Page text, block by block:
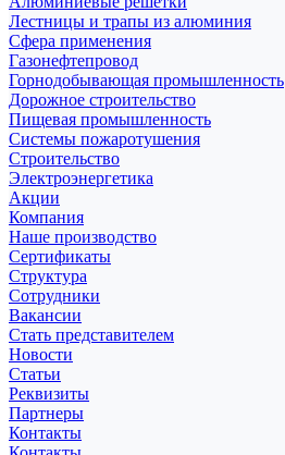
Лестницы и трапы из алюминия
Сфера применения
Газонефтепровод
Горнодобывающая промышленность
Дорожное строительство
Пищевая промышленность
Системы пожаротушения
Строительство
Электроэнергетика
Акции
Компания
Наше производство
Сертификаты
Структура
Сотрудники
Вакансии
Стать представителем
Новости
Статьи
Реквизиты
Партнеры
Контакты